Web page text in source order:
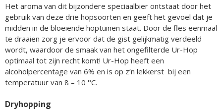
Het aroma van dit bijzondere speciaalbier ontstaat door het
gebruik van deze drie hopsoorten en geeft het gevoel dat je
midden in de bloeiende hoptuinen staat. Door de fles eenmaal
te draaien zorg je ervoor dat de gist gelijkmatig verdeeld
wordt, waardoor de smaak van het ongefilterde Ur-Hop
optimaal tot zijn recht komt! Ur-Hop heeft een
alcoholpercentage van 6% en is op z’n lekkerst bij een
temperatuur van 8 – 10 °C.
Dryhopping